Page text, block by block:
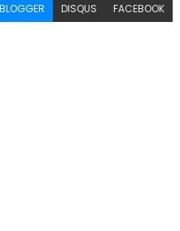
BLOGGER DISQUS FACEBOOK